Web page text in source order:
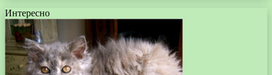
Интересно